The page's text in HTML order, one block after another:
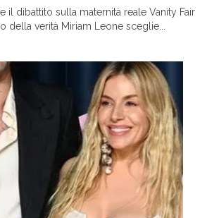
il dibattito sulla maternità reale Vanity Fair
della verità Miriam Leone sceglie...